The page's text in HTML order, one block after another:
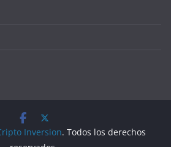
Inversion. Todos los derechos